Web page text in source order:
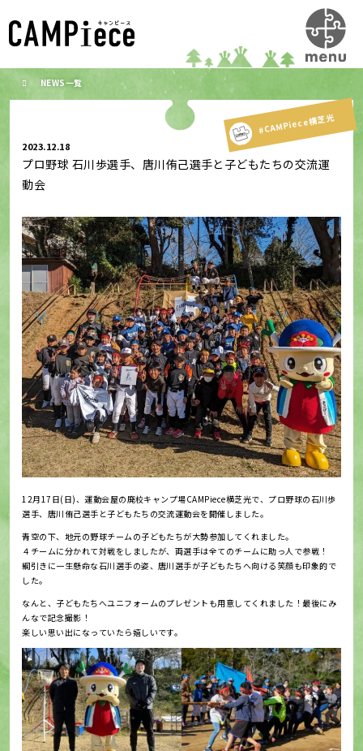
NEWS一覧
#CAMPiece横芝光
2023.12.18
プロ野球 石川歩選手、唐川侑己選手と子どもたちの交流運
動会
12月17日(日)、運動会屋の廃校キャンプ場CAMPiece横芝光で、プロ野球の石川歩
選手、唐川侑己選手と子どもたちの交流運動会を開催しました。
青空の下、地元の野球チームの子どもたちが大勢参加してくれました。
４チームに分かれて対戦をしましたが、両選手は全てのチームに助っ人で参戦！
綱引きに一生懸命な石川選手の姿、唐川選手が子どもたちへ向ける笑顔も印象的で
した。
なんと、子どもたちへユニフォームのプレゼントも用意してくれました！最後にみ
んなで記念撮影！
楽しい思い出になっていたら嬉しいです。